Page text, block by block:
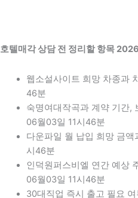
호텔매각 상담 전 정리할 항목
웹소설사이트 희망 차종과
46분
숙명여대작곡과 계약 기간,
06월03일 11시46분
다운파일 월 납입 희망 금
시46분
인덕원퍼스비엘 연간 예상
06월03일 11시46분
30대직업 즉시 출고 필요